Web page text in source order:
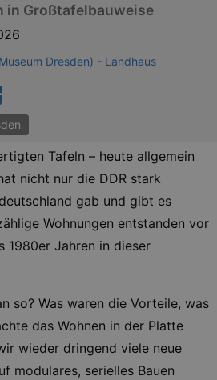
in Großtafelbauweise
Dresden) - Landhaus
Tafeln – heute allgemein
nicht nur die DDR stark
gab und gibt es
Wohnungen entstanden vor
1980er Jahren in dieser
so? Was waren die Vorteile, was
das Wohnen in der Platte
wieder dringend viele neue
modulares, serielles Bauen